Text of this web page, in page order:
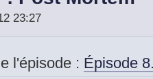
23:27
l'épisode : Épisode